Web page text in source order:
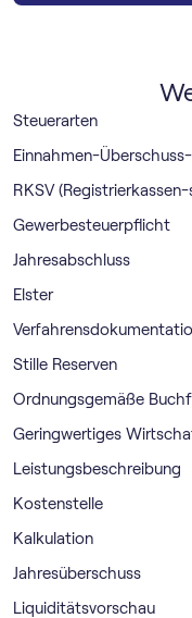
Steuerarten
Einnahmen-
RKSV
Gewerbesteuerpflicht
Jahresabschluss
Elster
Stille Reserven
Ordnungsgemäße
Geringwertiges
Leistungsbeschreibung
Kostenstelle
Kalkulation
Jahresüberschuss
Liquiditätsvorschau